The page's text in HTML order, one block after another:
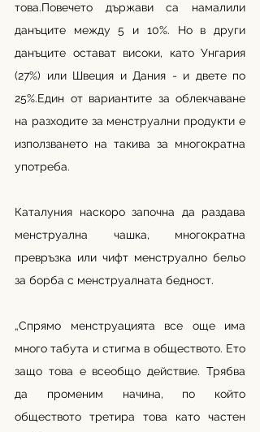
това.Повечето държави са намалили
данъците между 5 и 10%. Но в други
данъците остават високи, като Унгария
(27%) или Швеция и Дания - и двете по
25%.Един от вариантите за облекчаване
на разходите за менструални продукти е
използването на такива за многократна
употреба.
Каталуния наскоро започна да раздава
менструална чашка, многократна
превръзка или чифт менструално бельо
за борба с менструалната бедност.
„Спрямо менструацията все още има
много табута и стигма в обществото. Ето
защо това е всеобщо действие. Трябва
да променим начина, по който
обществото третира това като частен